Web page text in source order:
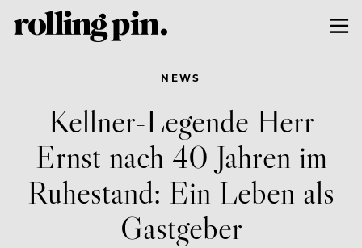
NEWS
Kellner-Legende Herr
Ernst nach 40 Jahren im
Ruhestand: Ein Leben als
Gastgeber